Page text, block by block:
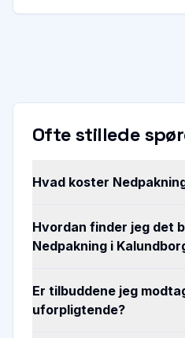
Ofte stillede
Hvad koster
Hvordan finder jeg det
Nedpakning i
Er tilbuddene jeg
uforpligtende?